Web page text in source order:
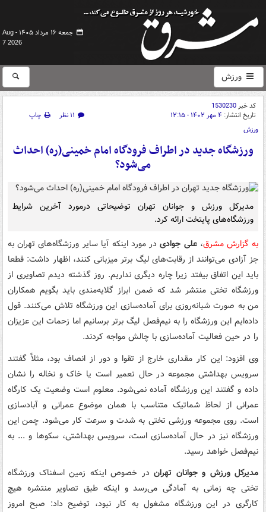
جمعه ۱۶ مرداد ۱۴۰۵ -
Aug
7 2026
ورزش
کد خبر1530230
تاریخ انتشار: ۴ مهر ۱۴۰۲ - ۱۲:۱۵ ۱۱ نظر
چاپ
ورزش
ورزشگاه جدید در اطراف فرودگاه امام خمینی(ره) احداث
می‌شود؟
مدیرکل ورزش و جوانان تهران توضیحاتی درمورد آخرین شرایط
ورزشگاه‌های پایتخت ارائه کرد.
به گزارش مشرق،علی جوادیدر مورد اینکه آیا سایر ورزشگاه‌های تهران به
جز آزادی می‌توانند از رقابت‌های لیگ برتر میزبانی کنند، اظهار داشت: قطعا
باید این اتفاق بیفتد زیرا چاره دیگری نداریم. روز گذشته دیدم تصاویری از
ورزشگاه تختی منتشر شد که ضمن ابراز گلایه‌مندی باید بگویم همکاران
من به صورت شبانه‌روزی برای آماده‌سازی این ورزشگاه تلاش می‌کنند. قول
داده‌ایم این ورزشگاه را به نیم‌فصل لیگ برتر برسانیم اما زحمات این عزیزان
را در حین فعالیت آماده‌سازی با چالش مواجه کردند.
وی افزود: این کار مقداری خارج از تقوا و دور از انصاف بود، مثلاًَ گفتند
سرویس بهداشتی مجموعه در حال تعمیر است یا خاک و نخاله را نشان
داده و گفتند این ورزشگاه آماده نمی‌شود. معلوم است وضعیت یک کارگاه
عمرانی از لحاظ شماتیک متناسب با همان موضوع عمرانی و آبادسازی
است. روی مجموعه ورزشی تختی به شدت و سرعت کار می‌شود. چمن این
ورزشگاه نیز در حال آماده‌سازی است، سرویس بهداشتی، سکوها و ... به
نیم‌فصل خواهد رسید.
مدیرکل ورزش و جوانان تهران در خصوص اینکه زمین اسفناک ورزشگاه
تختی چه زمانی به آمادگی می‌رسد و اینکه طبق تصاویر منتشره هیچ
کارگری در این ورزشگاه مشغول به کار نبود، توضیح داد: صبح امروز